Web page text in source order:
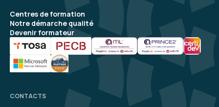
Centres de formation
Notre démarche qualité
Devenir formateur
CONTACTS